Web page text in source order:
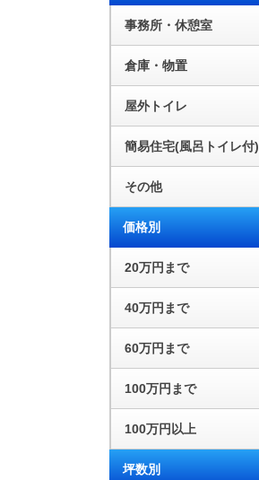
事務所・休憩室
倉庫・物置
屋外トイレ
簡易住宅(風呂トイレ付)
その他
価格別
20万円まで
40万円まで
60万円まで
100万円まで
100万円以上
坪数別